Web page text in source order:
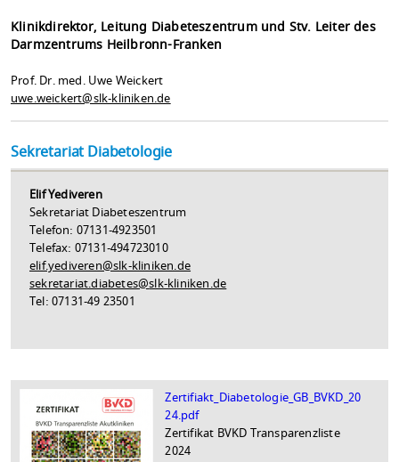
Klinikdirektor, Leitung Diabeteszentrum und Stv. Leiter des
Darmzentrums Heilbronn-Franken
Prof. Dr. med. Uwe Weickert
uwe.weickert@slk-kliniken.de
Sekretariat Diabetologie
Elif Yediveren
Sekretariat Diabeteszentrum
Telefon: 07131-4923501
Telefax: 07131-494723010
elif.yediveren@slk-kliniken.de
sekretariat.diabetes@slk-kliniken.de
Tel: 07131-49 23501
Zertifiakt_Diabetologie_GB_BVKD_20
24.pdf
Zertifikat BVKD Transparenzliste
2024